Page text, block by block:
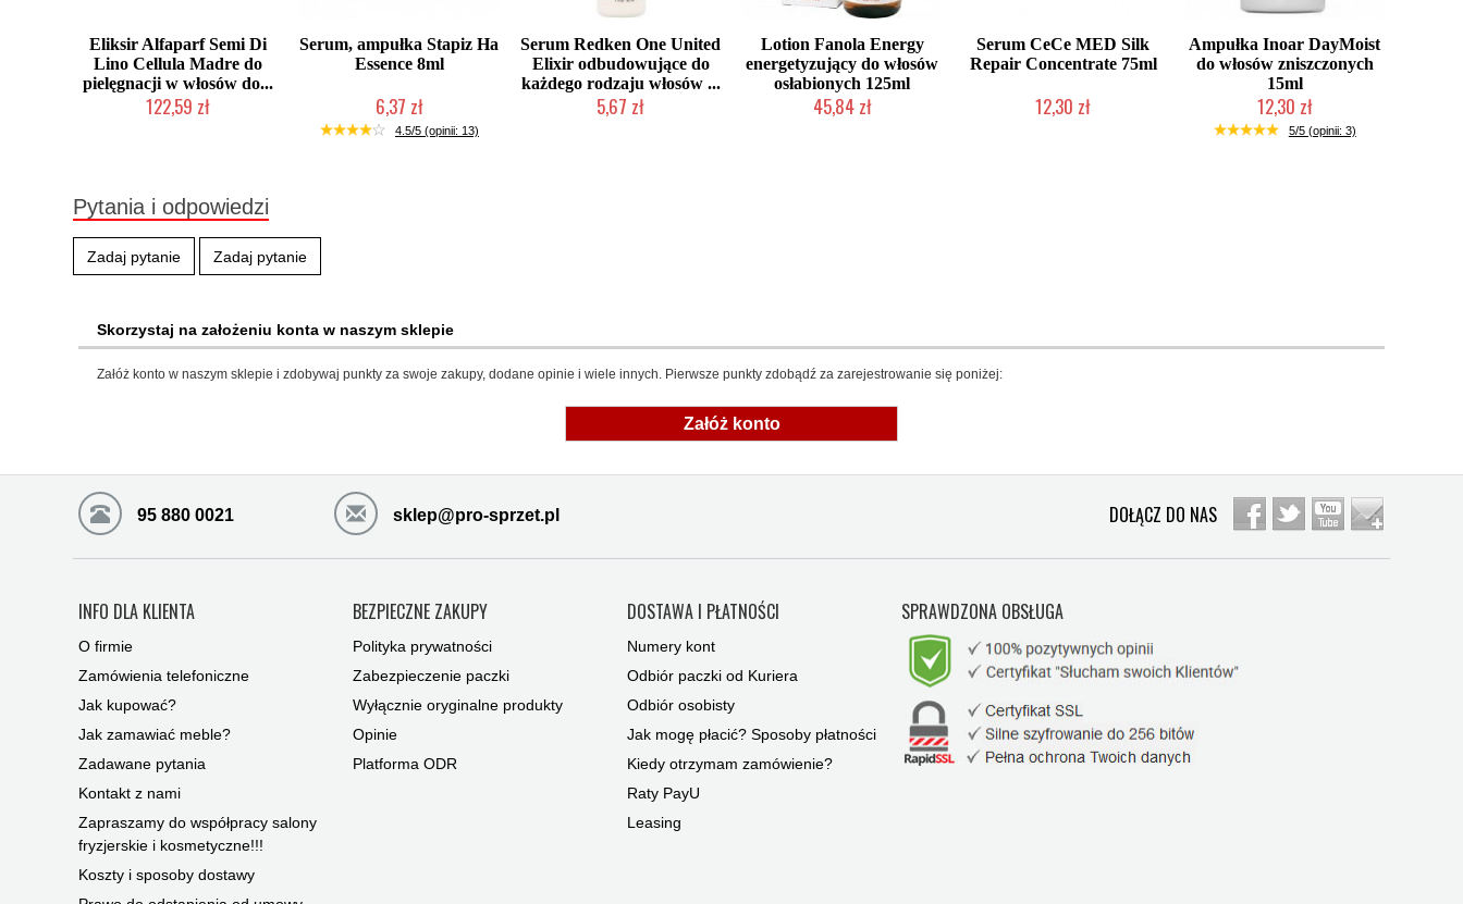
Eliksir Alfaparf Semi Di
Lino Cellula Madre do
pielęgnacji w włosów do...
122,59 zł
Serum, ampułka Stapiz Ha
Essence 8ml
6,37 zł
Duża ilość (wysyłka w 24h)
4.5/5 (opinii: 13)
Serum Redken One United
Elixir odbudowujące do
każdego rodzaju włosów ...
5,67 zł
Lotion Fanola Energy
energetyzujący do włosów
osłabionych 125ml
45,84 zł
Serum CeCe MED Silk
Repair Concentrate 75ml
12,30 zł
Ampułka Inoar DayMoist
do włosów zniszczonych
15ml
12,30 zł
Produkt wycofany
5/5 (opinii: 3)
Pytania i odpowiedzi
Zadaj pytanie Zadaj pytanie
Skorzystaj na założeniu konta w naszym sklepie
Załóż konto w naszym sklepie i zdobywaj punkty za swoje zakupy, dodane opinie i wiele innych. Pierwsze punkty zdobądź za zarejestrowanie się poniżej:
Załóż konto
95 880 0021 sklep@pro-sprzet.pl DOŁĄCZ DO NAS
INFO DLA KLIENTA
O firmie
Zamówienia telefoniczne
Jak kupować?
Jak zamawiać meble?
Zadawane pytania
Kontakt z nami
Zapraszamy do współpracy salony
fryzjerskie i kosmetyczne!!!
Koszty i sposoby dostawy
BEZPIECZNE ZAKUPY
Polityka prywatności
Zabezpieczenie paczki
Wyłącznie oryginalne produkty
Opinie
Platforma ODR
DOSTAWA I PŁATNOŚCI
Numery kont
Odbiór paczki od Kuriera
Odbiór osobisty
Jak mogę płacić? Sposoby płatności
Kiedy otrzymam zamówienie?
Raty PayU
Leasing
SPRAWDZONA OBSŁUGA